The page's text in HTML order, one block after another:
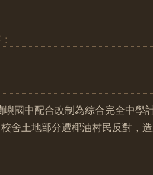
嶼國中配合改制為綜合完全中學
舍土地部分遭椰油村民反對，